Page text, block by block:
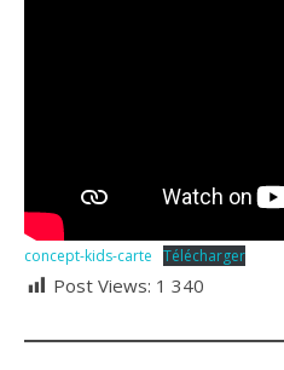
concept-kids-carte Télécharger
Post Views: 1 340